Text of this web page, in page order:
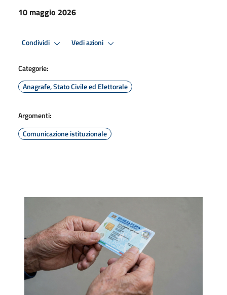
10 maggio 2026
Condividi Vedi azioni
Categorie:
Anagrafe, Stato Civile ed Elettorale
Argomenti:
Comunicazione istituzionale